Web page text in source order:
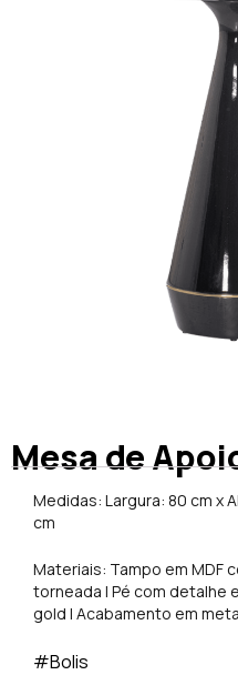
Mesa de
Medidas: Largura: 80 cm x
cm
Materiais: Tampo em MDF
torneada | Pé com detalhe
gold | Acabamento em
#Bolis